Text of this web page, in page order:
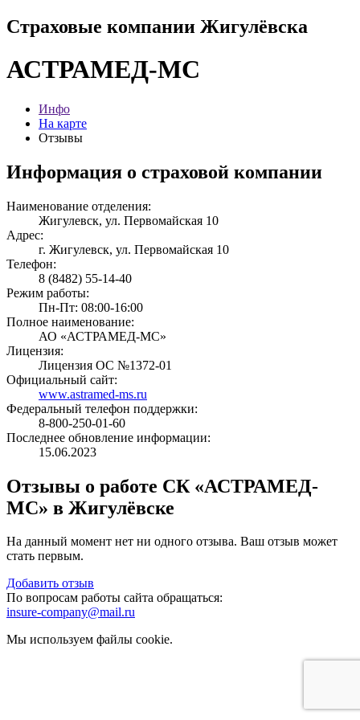
Страховые компании Жигулёвска
АСТРАМЕД-МС
Инфо
На карте
Отзывы
Информация о страховой компании
Наименование отделения:
Жигулевск, ул. Первомайская 10
Адрес:
г. Жигулевск, ул. Первомайская 10
Телефон:
8 (8482) 55-14-40
Режим работы:
Пн-Пт: 08:00-16:00
Полное наименование:
АО «АСТРАМЕД-МС»
Лицензия:
Лицензия ОС №1372-01
Официальный сайт:
www.astramed-ms.ru
Федеральный телефон поддержки:
8-800-250-01-60
Последнее обновление информации:
15.06.2023
Отзывы о работе СК «АСТРАМЕД-
МС» в Жигулёвске
На данный момент нет ни одного отзыва. Ваш отзыв может
стать первым.
Добавить отзыв
По вопросам работы сайта обращаться:
insure-company@mail.ru
Мы используем файлы cookie.